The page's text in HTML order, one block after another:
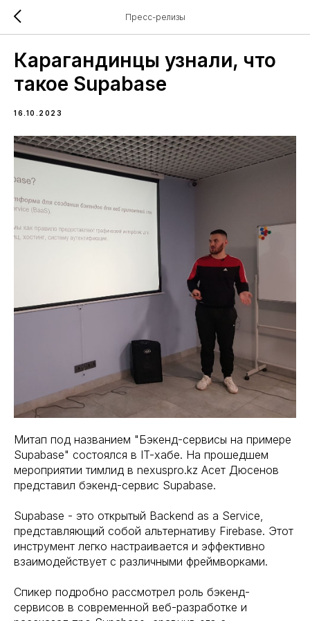
Пресс-релизы
Карагандинцы узнали, что
такое Supabase
16.10.2023
Митап под названием "Бэкенд-сервисы на примере
Supabase" состоялся в IT-хабе. На прошедшем
мероприятии тимлид в nexuspro.kz Асет Дюсенов
представил бэкенд-сервис Supabase.
Supabase - это открытый Backend as a Service,
представляющий собой альтернативу Firebase. Этот
инструмент легко настраивается и эффективно
взаимодействует с различными фреймворками.
Спикер подробно рассмотрел роль бэкенд-
сервисов в современной веб-разработке и